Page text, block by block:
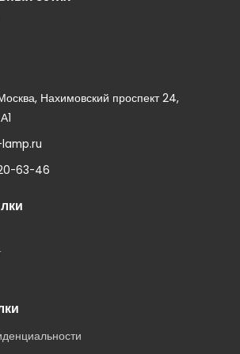
Нахимовский проспект 24,
63-46